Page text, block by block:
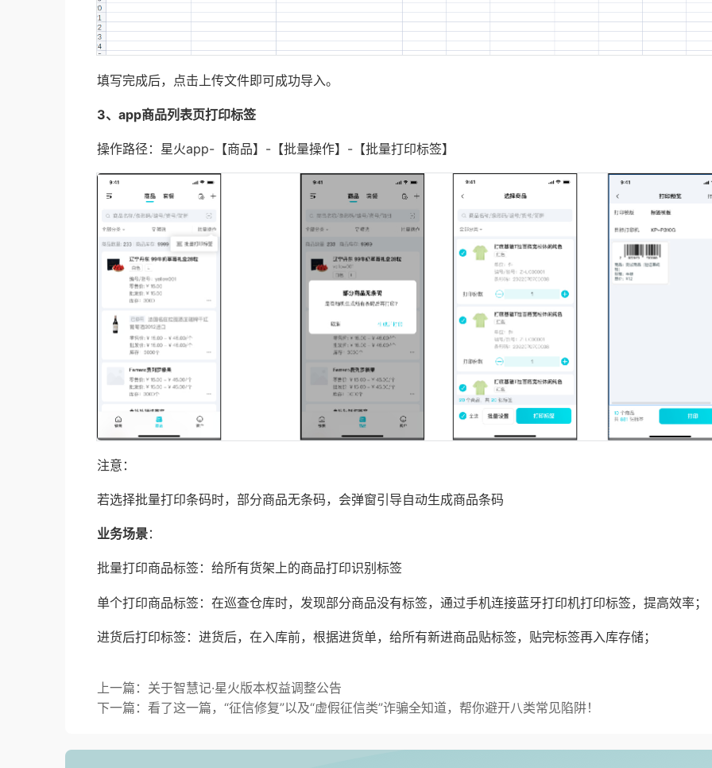
填写完成后，点击上传文件即可成功导入。
3、app商品列表页打印标签
操作路径：星火app-【商品】-【批量操作】-【批量打印标签】
注意：
若选择批量打印条码时，部分商品无条码，会弹窗引导自动生成商品条码
业务场景：
批量打印商品标签：给所有货架上的商品打印识别标签
单个打印商品标签：在巡查仓库时，发现部分商品没有标签，通过手机连接蓝牙打印机打印标签，提高效率；
进货后打印标签：进货后，在入库前，根据进货单，给所有新进商品贴标签，贴完标签再入库存储；
上一篇：关于智慧记·星火版本权益调整公告
下一篇：看了这一篇，“征信修复”以及“虚假征信类”诈骗全知道，帮你避开八类常见陷阱！